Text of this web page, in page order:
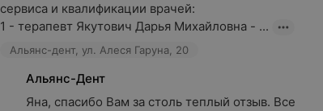
сервиса и квалификации врачей:
1 - терапевт Якутович Дарья Михайловна - ...
Альянс-дент, ул. Алеся Гаруна, 20
Альянс-Дент
Яна, спасибо Вам за столь теплый отзыв. Все